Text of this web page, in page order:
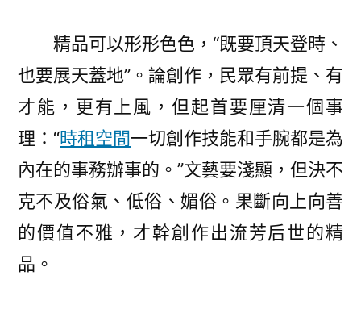
精品可以形形色色，“既要頂天登時、
也要展天蓋地”。論創作，民眾有前提、有
才能，更有上風，但起首要厘清一個事
理：“時租空間一切創作技能和手腕都是為
內在的事務辦事的。”文藝要淺顯，但決不
克不及俗氣、低俗、媚俗。果斷向上向善
的價值不雅，才幹創作出流芳后世的精
品。